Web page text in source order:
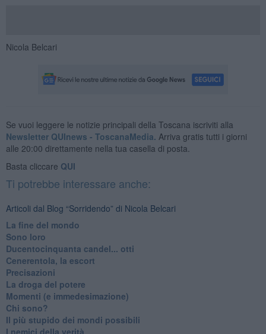
Nicola Belcari
Se vuoi leggere le notizie principali della Toscana iscriviti alla
Newsletter QUInews - ToscanaMedia. Arriva gratis tutti i giorni
alle 20:00 direttamente nella tua casella di posta.
Basta cliccare QUI
Ti potrebbe interessare anche:
Articoli dal Blog “Sorridendo” di Nicola Belcari
La fine del mondo
Sono loro
Ducentocinquanta candel... otti
Cenerentola, la escort
Precisazioni
La droga del potere
Momenti (e immedesimazione)
Chi sono?
Il più stupido dei mondi possibili
I nemici della verità